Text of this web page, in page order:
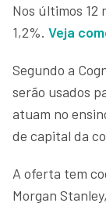
Nos últimos 12
1,2%. Veja
Segundo a
serão usados
atuam no
de capital da
A oferta tem
Morgan